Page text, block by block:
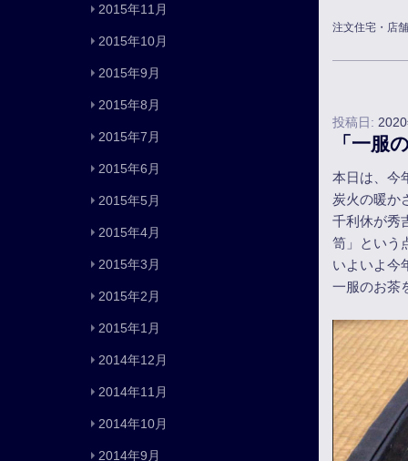
注文住宅・店
投稿日:
「一服
本日は、今
炭火の暖か
千利休が秀
笥」という
いよいよ今
一服のお茶
2015年11月
2015年10月
2015年9月
2015年8月
2015年7月
2015年6月
2015年5月
2015年4月
2015年3月
2015年2月
2015年1月
2014年12月
2014年11月
2014年10月
2014年9月